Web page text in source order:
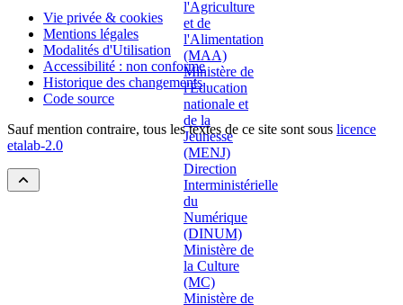
Vie privée & cookies
Mentions légales
Modalités d'Utilisation
Accessibilité : non conforme
Historique des changements
Code source
Sauf mention contraire, tous les textes de ce site sont sous licence
etalab-2.0